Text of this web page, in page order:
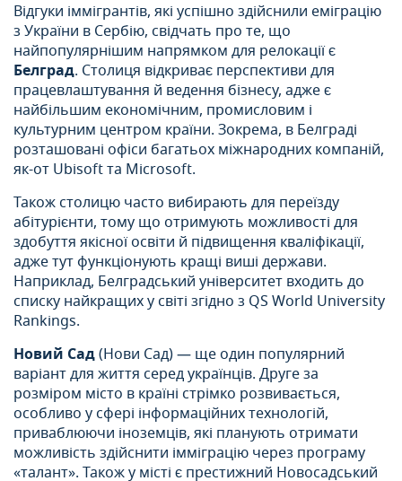
Відгуки іммігрантів, які успішно здійснили еміграцію
з України в Сербію, свідчать про те, що
найпопулярнішим напрямком для релокації є
Белград. Столиця відкриває перспективи для
працевлаштування й ведення бізнесу, адже є
найбільшим економічним, промисловим і
культурним центром країни. Зокрема, в Белграді
розташовані офіси багатьох міжнародних компаній,
як-от Ubisoft та Microsoft.
Також столицю часто вибирають для переїзду
абітурієнти, тому що отримують можливості для
здобуття якісної освіти й підвищення кваліфікації,
адже тут функціонують кращі виші держави.
Наприклад, Белградський університет входить до
списку найкращих у світі згідно з QS World University
Rankings.
Новий Сад(Нови Сад) — ще один популярний
варіант для життя серед українців. Друге за
розміром місто в країні стрімко розвивається,
особливо у сфері інформаційних технологій,
приваблюючи іноземців, які планують отримати
можливість здійснити імміграцію через програму
«талант». Також у місті є престижний Новосадський